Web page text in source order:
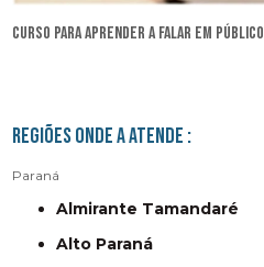
curso para aprender a falar em público
Regiões onde a atende :
Paraná
Almirante Tamandaré
Alto Paraná